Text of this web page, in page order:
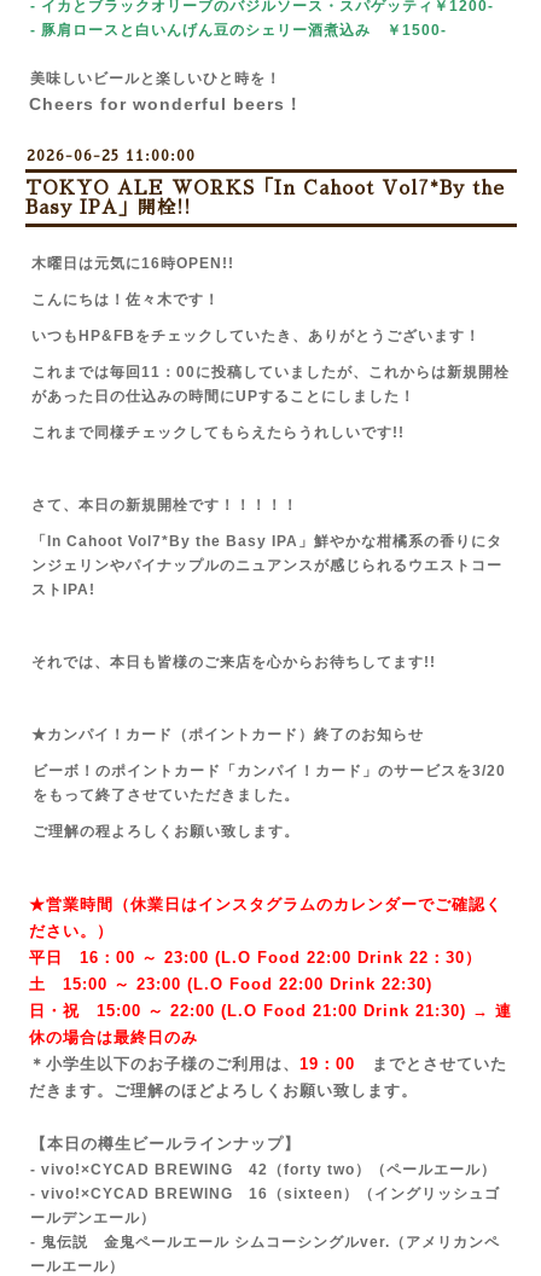
- イカとブラックオリーブのバジルソース・スパゲッティ￥1200-
- 豚肩ロースと白いんげん豆のシェリー酒煮込み ￥1500-
美味しいビールと楽しいひと時を！
Cheers for wonderful beers！
2026-06-25 11:00:00
TOKYO ALE WORKS「In Cahoot Vol7*By the
Basy IPA」開栓!!
木曜日は元気に16時OPEN!!
こんにちは！佐々木です！
いつもHP&FBをチェックしていたき、ありがとうございます！
これまでは毎回11：00に投稿していましたが、これからは新規開栓
があった日の仕込みの時間にUPすることにしました！
これまで同様チェックしてもらえたらうれしいです!!
さて、本日の新規開栓です！！！！！
「In Cahoot Vol7*By the Basy IPA」鮮やかな柑橘系の香りにタ
ンジェリンやパイナップルのニュアンスが感じられるウエストコー
ストIPA!
それでは、本日も皆様のご来店を心からお待ちしてます!!
★カンパイ！カード（ポイントカード）終了のお知らせ
ビーボ！のポイントカード「カンパイ！カード」のサービスを3/20
をもって終了させていただきました。
ご理解の程よろしくお願い致します。
★営業時間（休業日はインスタグラムのカレンダーでご確認く
ださい。）
平日 16：00 ～ 23:00 (L.O Food 22:00 Drink 22：30）
土 15:00 ～ 23:00 ( L.O Food 22:00 Drink 22:30)
日・祝 15:00 ～ 22:00 ( L.O Food 21:00 Drink 21:30) → 連
休の場合は最終日のみ
＊小学生以下のお子様のご利用は、 19：00
までとさせていた
だきます。ご理解のほどよろしくお願い致します。
【本日の樽生ビールラインナップ】
- vivo!×CYCAD BREWING 42（forty two）
（ペールエール）
- vivo!×CYCAD BREWING 16（sixteen）（イングリッシュゴ
ールデンエール）
- 鬼伝説 金鬼ペールエール シムコーシングルver. （アメリカンペ
ールエール）